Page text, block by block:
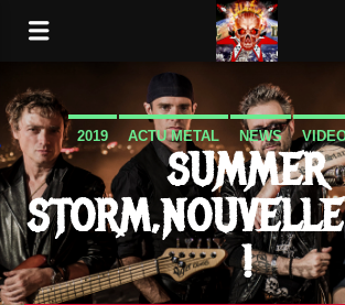
2019 ACTU METAL NEWS
SUMMER
!